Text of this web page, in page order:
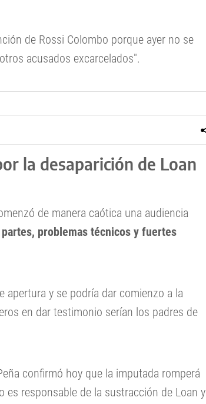
de Rossi Colombo porque ayer no se
acusados excarcelados".
la desaparición de Loan
de manera caótica una audiencia
problemas técnicos y fuertes
apertura y se podría dar comienzo a la
en dar testimonio serían los padres de
confirmó hoy que la imputada romperá
es responsable de la sustracción de Loan y